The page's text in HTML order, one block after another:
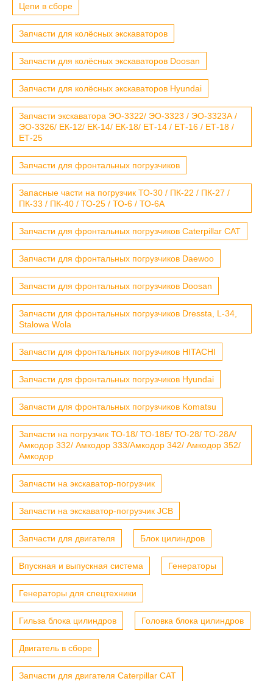
Цепи в сборе
Запчасти для колёсных экскаваторов
Запчасти для колёсных экскаваторов Doosan
Запчасти для колёсных экскаваторов Hyundai
Запчасти экскаватора ЭО-3322/ ЭО-3323 / ЭО-3323А /
ЭО-3326/ ЕК-12/ ЕК-14/ ЕК-18/ ЕТ-14 / ЕТ-16 / ЕТ-18 /
ЕТ-25
Запчасти для фронтальных погрузчиков
Запасные части на погрузчик ТО-30 / ПК-22 / ПК-27 /
ПК-33 / ПК-40 / ТО-25 / ТО-6 / ТО-6А
Запчасти для фронтальных погрузчиков Caterpillar CAT
Запчасти для фронтальных погрузчиков Daewoo
Запчасти для фронтальных погрузчиков Doosan
Запчасти для фронтальных погрузчиков Dressta, L-34,
Stalowa Wola
Запчасти для фронтальных погрузчиков HITACHI
Запчасти для фронтальных погрузчиков Hyundai
Запчасти для фронтальных погрузчиков Komatsu
Запчасти на погрузчик ТО-18/ ТО-18Б/ ТО-28/ ТО-28А/
Амкодор 332/ Амкодор 333/Амкодор 342/ Амкодор 352/
Амкодор
Запчасти на экскаватор-погрузчик
Запчасти на экскаватор-погрузчик JCB
Запчасти для двигателя Блок цилиндров
Впускная и выпускная система Генераторы
Генераторы для спецтехники
Гильза блока цилиндров Головка блока цилиндров
Двигатель в сборе
Запчасти для двигателя Caterpillar CAT